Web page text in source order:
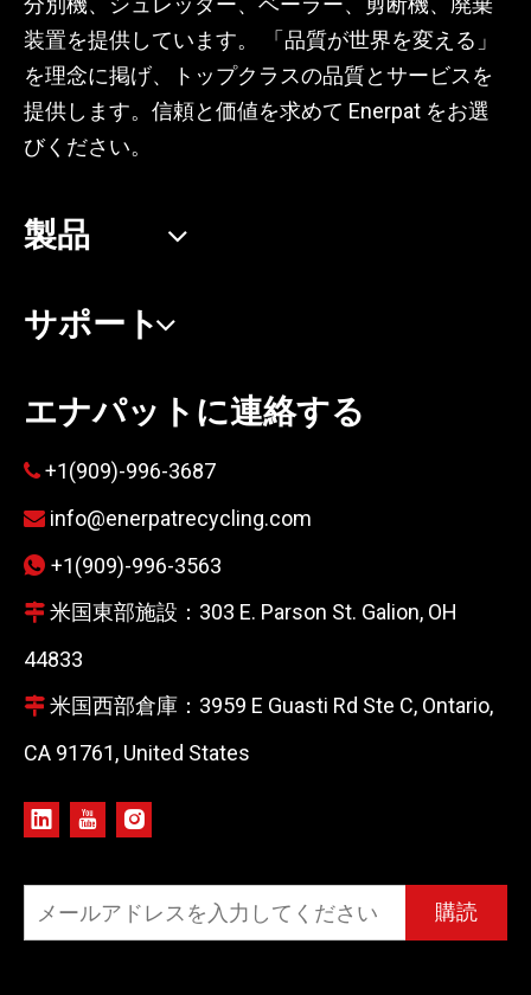
装置を提供しています。 「品質が世界を変える」
を理念に掲げ、トップクラスの品質とサービスを
提供します。信頼と価値を求めて Enerpat をお選
びください。
製品
サポート
エナパットに連絡する
 +1(909)-996-3687
 info@enerpatrecycling.com
 +1(909)-996-3563
 米国東部施設：303 E. Parson St. Galion, OH
44833
 米国西部倉庫：3959 E Guasti Rd Ste C, Ontario,
CA 91761, United States
購読